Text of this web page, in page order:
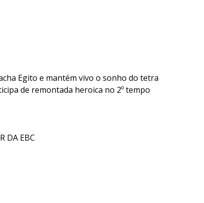
Egito e mantém vivo o sonho do tetra
de remontada heroica no 2º tempo
DA EBC